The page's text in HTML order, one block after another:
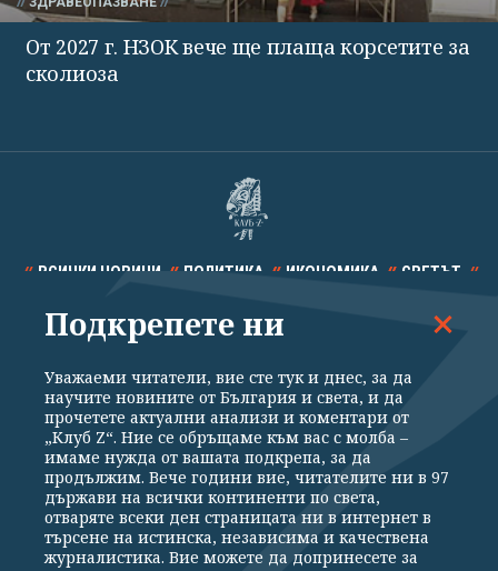
От 2027 г. НЗОК вече ще плаща корсетите за
сколиоза
ВСИЧКИ НОВИНИ ПОЛИТИКА ИКОНОМИКА СВЕТЪТ
СПОРТ КУЛТУРА ТЕХНОЛОГИИ КАЛЕЙДОСКОП
Общи условия
Политика за поверителност
Реклама
Партньори Контакти
За Клуб Z
Екип
Подкрепете ни
Подкрепете ни
Уважаеми читатели, вие сте тук и днес, за да
научите новините от България и света, и да
прочетете актуални анализи и коментари от
„Клуб Z“. Ние се обръщаме към вас с молба –
имаме нужда от вашата подкрепа, за да
продължим. Вече години вие, читателите ни в 97
държави на всички континенти по света,
отваряте всеки ден страницата ни в интернет в
търсене на истинска, независима и качествена
журналистика. Вие можете да допринесете за